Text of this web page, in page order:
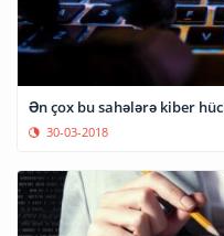
Ən çox bu sahələrə kiber
30-03-2018